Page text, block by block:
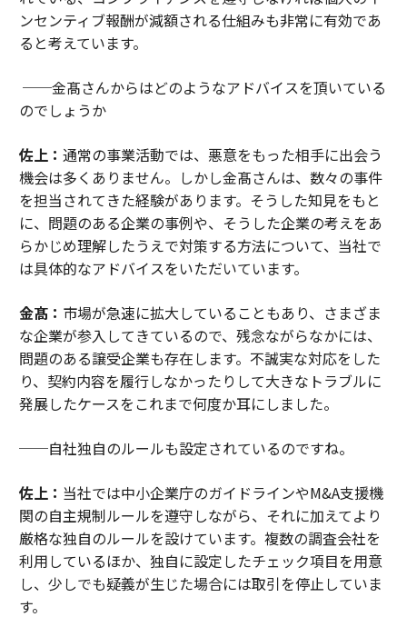
ンセンティブ報酬が減額される仕組みも非常に有効であ
ると考えています。
──金髙さんからはどのようなアドバイスを頂いている
のでしょうか
佐上： 通常の事業活動では、悪意をもった相手に出会う
機会は多くありません。しかし金髙さんは、数々の事件
を担当されてきた経験があります。そうした知見をもと
に、問題のある企業の事例や、そうした企業の考えをあ
らかじめ理解したうえで対策する方法について、当社で
は具体的なアドバイスをいただいています。
金髙： 市場が急速に拡大していることもあり、さまざま
な企業が参入してきているので、残念ながらなかには、
問題のある譲受企業も存在します。不誠実な対応をした
り、契約内容を履行しなかったりして大きなトラブルに
発展したケースをこれまで何度か耳にしました。
──自社独自のルールも設定されているのですね。
佐上： 当社では中小企業庁のガイドラインやM&A支援機
関の自主規制ルールを遵守しながら、それに加えてより
厳格な独自のルールを設けています。複数の調査会社を
利用しているほか、独自に設定したチェック項目を用意
し、少しでも疑義が生じた場合には取引を停止していま
す。